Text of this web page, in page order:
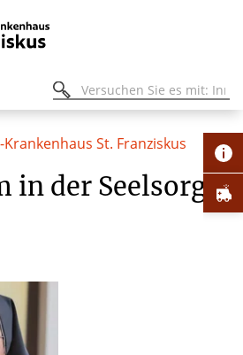
St. Franziskus
in der Seelsorge